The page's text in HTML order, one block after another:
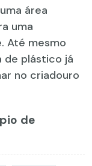
área
uma
Até mesmo
de plástico já
no criadouro
de